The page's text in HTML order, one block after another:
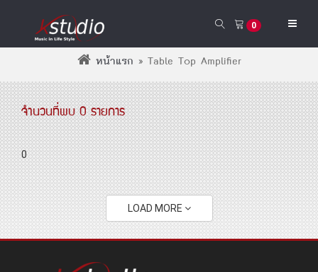
0
หน้าแรก » Table Top Amplifier
จำนวนที่พบ 0 รายการ
0
LOAD MORE